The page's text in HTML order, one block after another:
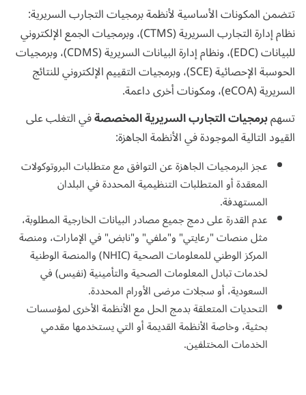
تتضمن المكونات الأساسية لأنظمة برمجيات التجارب السريرية:
نظام إدارة التجارب السريرية (CTMS)، وبرمجيات الجمع الإلكتروني
للبيانات (EDC)، ونظام إدارة البيانات السريرية (CDMS)، وبرمجيات
الحوسبة الإحصائية (SCE)، وبرمجيات التقييم الإلكتروني للنتائج
السريرية (eCOA)، ومكونات أخرى داعمة.
تسهمبرمجيات التجارب السريرية المخصصةفي التغلب على
القيود التالية الموجودة في الأنظمة الجاهزة:
عجز البرمجيات الجاهزة عن التوافق مع متطلبات البروتوكولات
المعقدة أو المتطلبات التنظيمية المحددة في البلدان
المستهدفة.
عدم القدرة على دمج جميع مصادر البيانات الخارجية المطلوبة،
مثل منصات "رعايتي" و"ملفي" و"نابض" في الإمارات، ومنصة
المركز الوطني للمعلومات الصحية (NHIC) والمنصة الوطنية
لخدمات تبادل المعلومات الصحية والتأمينية (نفيس) في
السعودية، أو سجلات مرضى الأورام المحددة.
التحديات المتعلقة بدمج الحل مع الأنظمة الأخرى لمؤسسات
بحثية، وخاصة الأنظمة القديمة أو التي يستخدمها مقدمي
الخدمات المختلفين.